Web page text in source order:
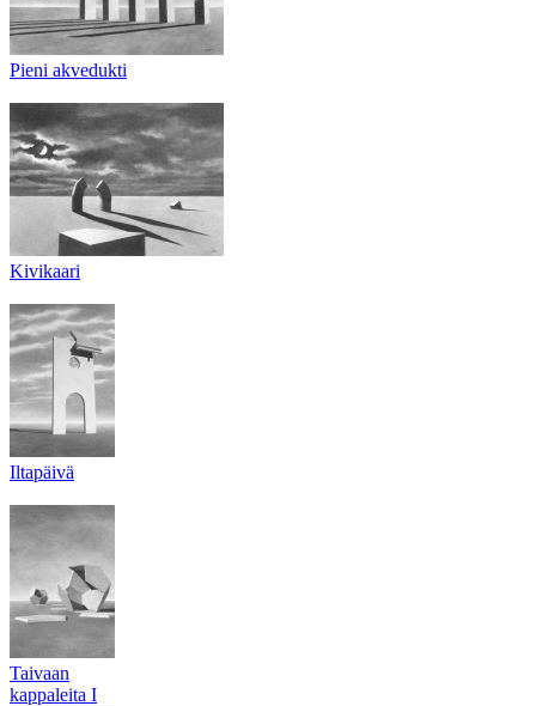
Pieni akvedukti
Kivikaari
Iltapäivä
Taivaan
kappaleita I